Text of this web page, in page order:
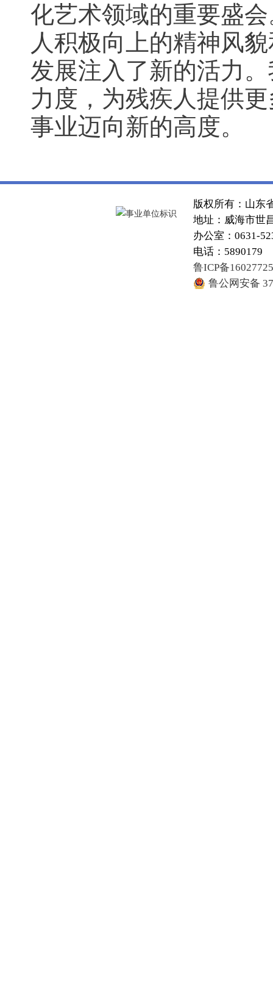
化艺术领域的重要盛
人积极向上的精神风
发展注入了新的活力
力度，为残疾人提供
事业迈向新的高度。
版权所有：山东
地址：威海市世
办公室：0631-
电话：5890179
鲁ICP备
鲁公网安备